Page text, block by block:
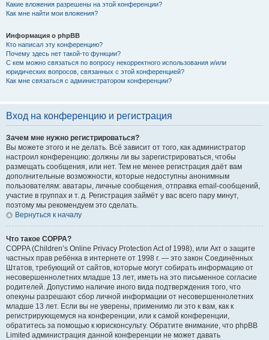
Какие вложения разрешены на этой конференции?
Как мне найти мои вложения?
Информация о phpBB
Кто написал эту конференцию?
Почему здесь нет такой-то функции?
С кем можно связаться по вопросу некорректного использования и/или
юридических вопросов, связанных с этой конференцией?
Как мне связаться с администратором конференции?
Вход на конференцию и регистрация
Зачем мне нужно регистрироваться?
Вы можете этого и не делать. Всё зависит от того, как администратор
настроил конференцию: должны ли вы зарегистрироваться, чтобы
размещать сообщения, или нет. Тем не менее регистрация даёт вам
дополнительные возможности, которые недоступны анонимным
пользователям: аватары, личные сообщения, отправка email-сообщений,
участие в группах и т. д. Регистрация займёт у вас всего пару минут,
поэтому мы рекомендуем это сделать.
Вернуться к началу
Что такое COPPA?
COPPA (Children’s Online Privacy Protection Act of 1998), или Акт о защите
частных прав ребёнка в интернете от 1998 г. — это закон Соединённых
Штатов, требующий от сайтов, которые могут собирать информацию от
несовершеннолетних младше 13 лет, иметь на это письменное согласие
родителей. Допустимо наличие иного вида подтверждения того, что
опекуны разрешают сбор личной информации от несовершеннолетних
младше 13 лет. Если вы не уверены, применимо ли это к вам, как к
регистрирующемуся на конференции, или к самой конференции,
обратитесь за помощью к юрисконсульту. Обратите внимание, что phpBB
Limited администрация данной конференции не может давать